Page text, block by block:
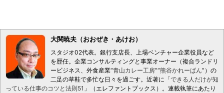
大関暁夫（おおぜき・あけお）
スタジオ02代表。銀行支店長、上場ベンチャー企業役員など
を歴任。企業コンサルティングと事業オーナー（複合ランドリ
ービジネス、外食産業“青山カレー工房”“熊谷かれーぱん”）の
二足の草鞋で多忙な日々を過ごす。近著に「できる人だけが知
っている仕事のコツと法則51 」（エレファントブックス）。連載執筆にあたり